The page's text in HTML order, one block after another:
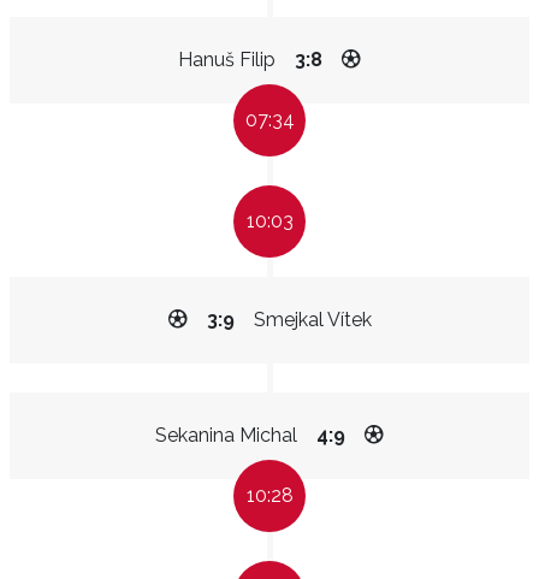
Hanuš Filip 3:8
07:34
10:03
Smejkal Vítek
3:9
Sekanina Michal 4:9
10:28